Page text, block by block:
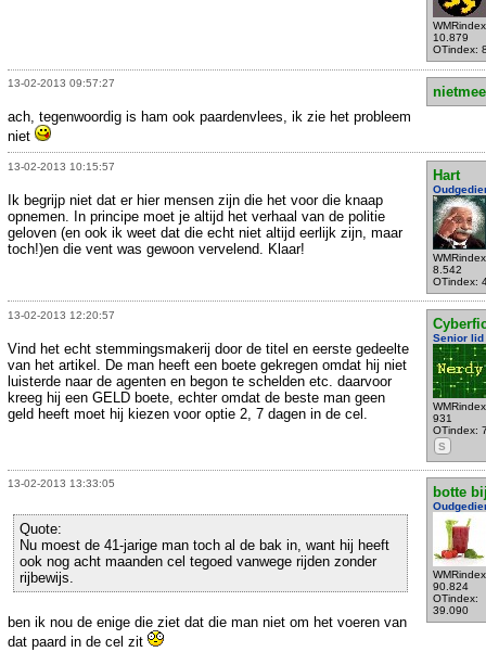
10.879
OTindex:
13-02-2013 09:57:27
ach, tegenwoordig is ham ook paardenvlees, ik zie het probleem
niet
13-02-2013 10:15:57
Hart
8.542
OTindex:
Ik begrijp niet dat er hier mensen zijn die het voor die knaap
opnemen. In principe moet je altijd het verhaal van de politie
geloven (en ook ik weet dat die echt niet altijd eerlijk zijn, maar
toch!)en die vent was gewoon vervelend. Klaar!
13-02-2013 12:20:57
Senior lid
931
OTindex:
S
Vind het echt stemmingsmakerij door de titel en eerste gedeelte
van het artikel. De man heeft een boete gekregen omdat hij niet
luisterde naar de agenten en begon te schelden etc. daarvoor
kreeg hij een GELD boete, echter omdat de beste man geen
geld heeft moet hij kiezen voor optie 2, 7 dagen in de cel.
13-02-2013 13:33:05
botte
90.824
OTindex:
39.090
Quote:
Nu moest de 41-jarige man toch al de bak in, want hij heeft
ook nog acht maanden cel tegoed vanwege rijden zonder
rijbewijs.
ben ik nou de enige die ziet dat die man niet om het voeren van
dat paard in de cel zit